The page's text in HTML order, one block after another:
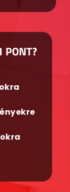
PONT?